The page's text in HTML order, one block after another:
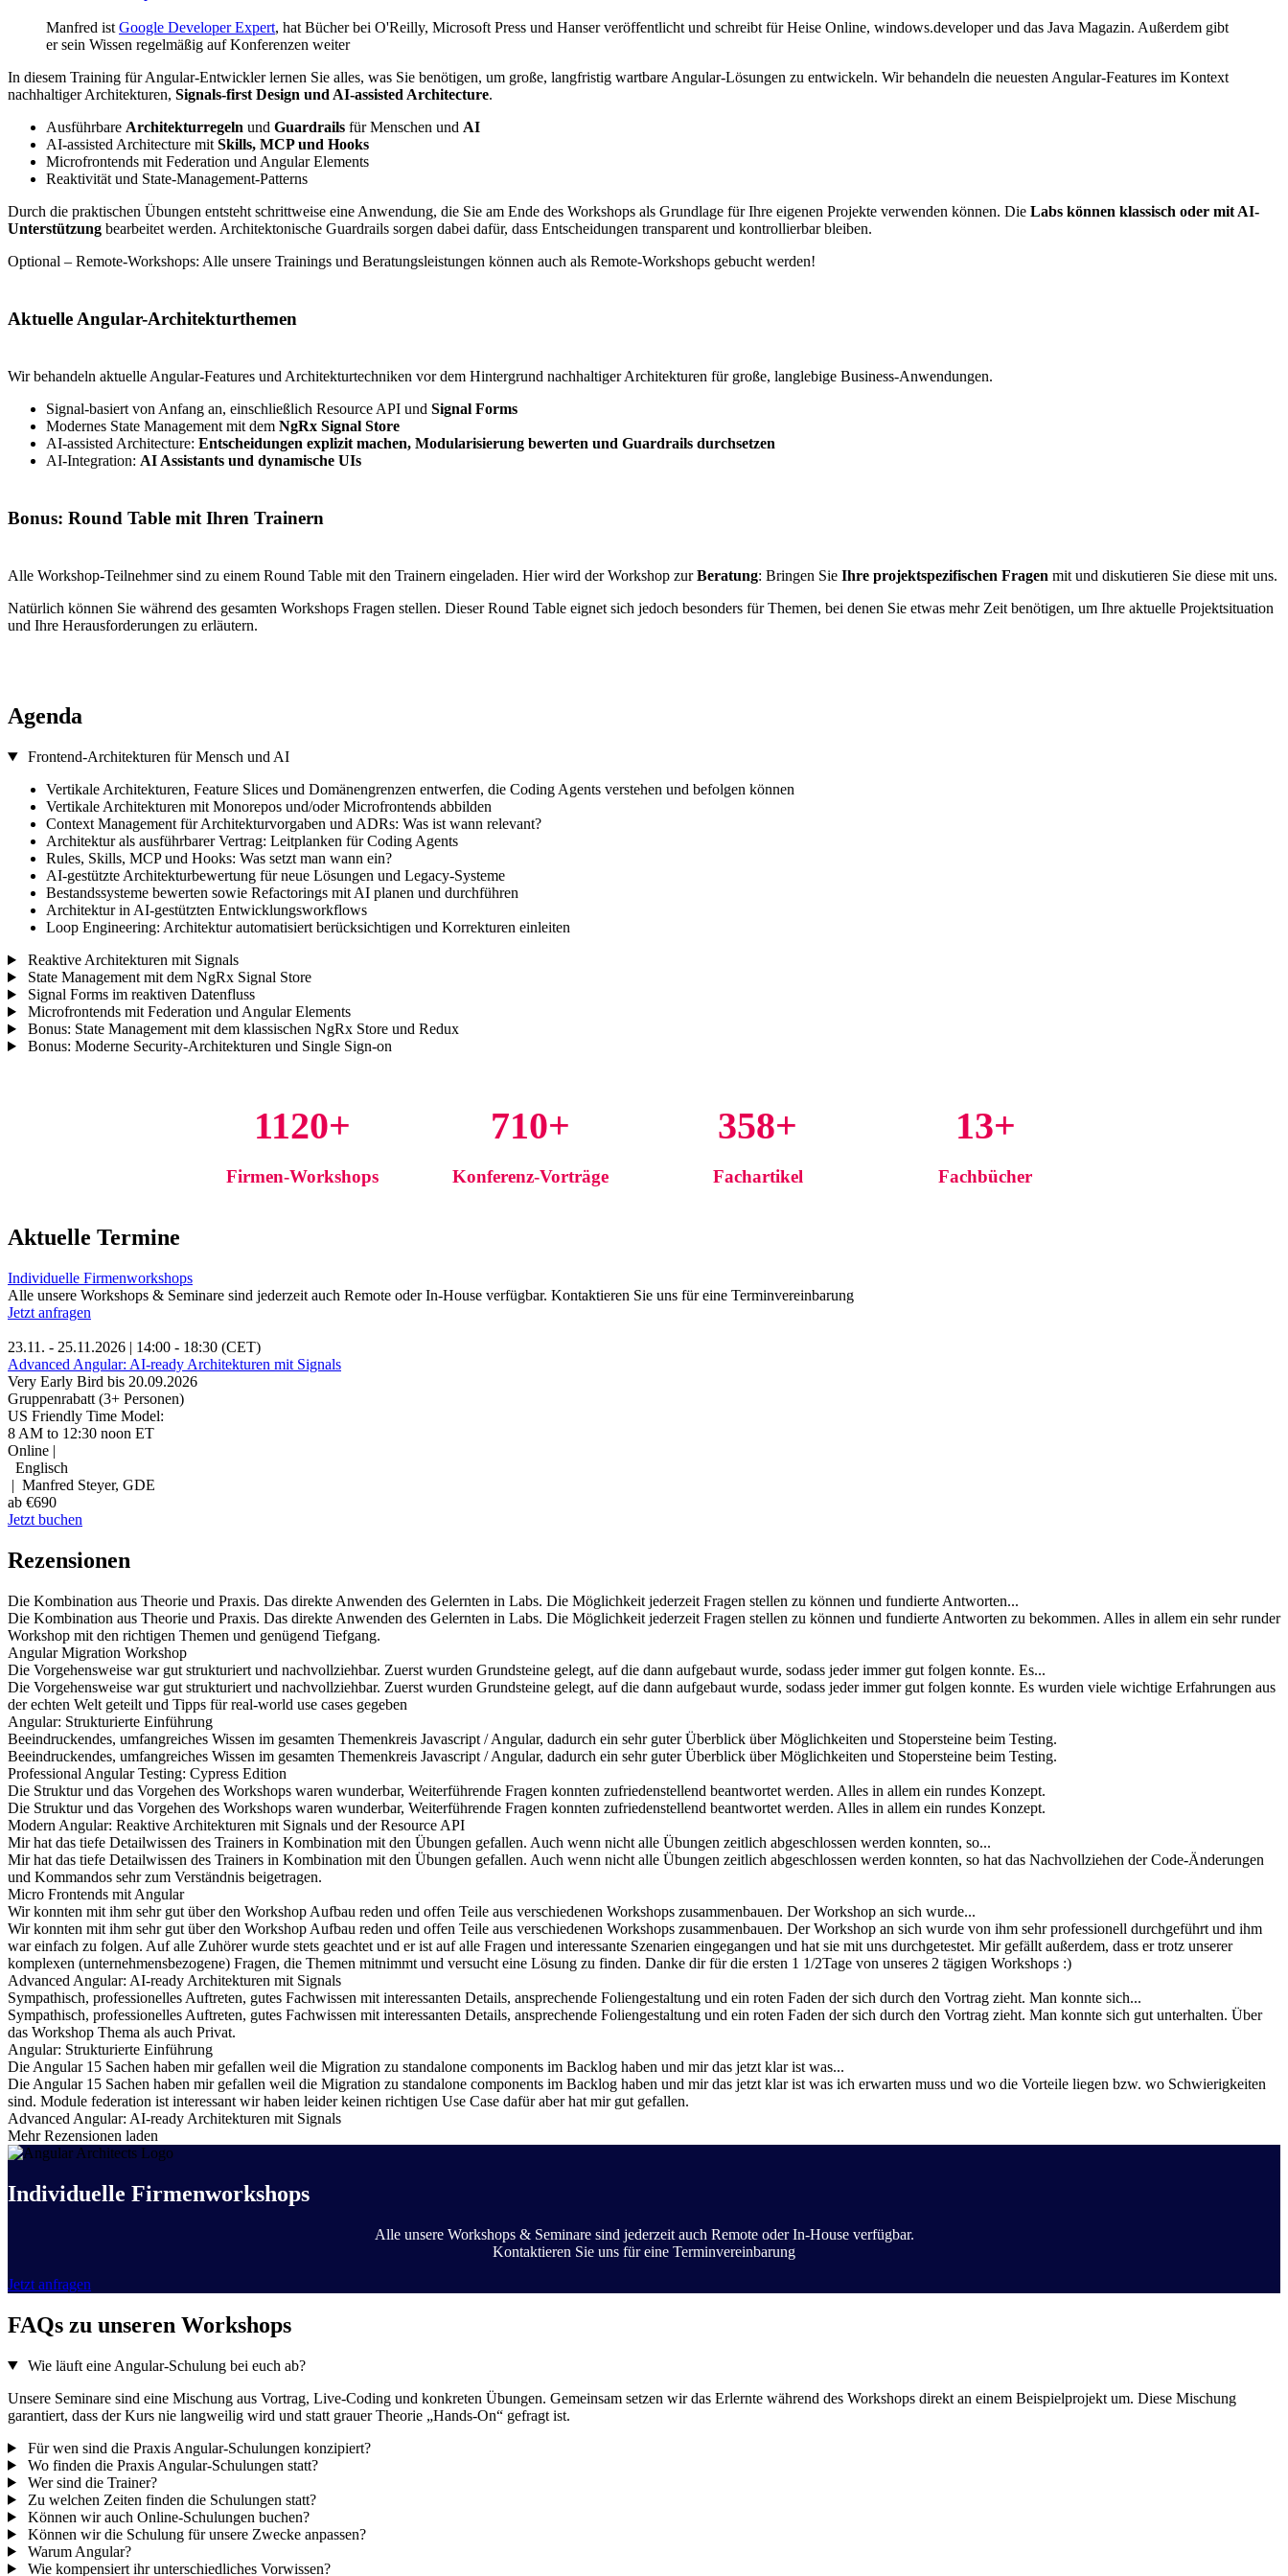
Manfred ist Google Developer Expert, hat Bücher bei O'Reilly, Microsoft Press und Hanser veröffentlicht und schreibt für Heise Online, windows.developer und das Java Magazin. Außerdem gibt
er sein Wissen regelmäßig auf Konferenzen weiter
In diesem Training für Angular-Entwickler lernen Sie alles, was Sie benötigen, um große, langfristig wartbare Angular-Lösungen zu entwickeln. Wir behandeln die neuesten Angular-Features im Kontext
nachhaltiger Architekturen, Signals-first Design und AI-assisted Architecture.
Ausführbare Architekturregeln und Guardrails für Menschen und AI
AI-assisted Architecture mit Skills, MCP und Hooks
Microfrontends mit Federation und Angular Elements
Reaktivität und State-Management-Patterns
Durch die praktischen Übungen entsteht schrittweise eine Anwendung, die Sie am Ende des Workshops als Grundlage für Ihre eigenen Projekte verwenden können. Die Labs können klassisch oder mit AI-
Unterstützung bearbeitet werden. Architektonische Guardrails sorgen dabei dafür, dass Entscheidungen transparent und kontrollierbar bleiben.
Optional – Remote-Workshops: Alle unsere Trainings und Beratungsleistungen können auch als Remote-Workshops gebucht werden!
Aktuelle Angular-Architekturthemen
Wir behandeln aktuelle Angular-Features und Architekturtechniken vor dem Hintergrund nachhaltiger Architekturen für große, langlebige Business-Anwendungen.
Signal-basiert von Anfang an, einschließlich Resource API und Signal Forms
Modernes State Management mit dem NgRx Signal Store
AI-assisted Architecture: Entscheidungen explizit machen, Modularisierung bewerten und Guardrails durchsetzen
AI-Integration: AI Assistants und dynamische UIs
Bonus: Round Table mit Ihren Trainern
Alle Workshop-Teilnehmer sind zu einem Round Table mit den Trainern eingeladen. Hier wird der Workshop zurBeratung: Bringen Sie Ihre projektspezifischen Fragen mit und diskutieren Sie diese mit uns.
Natürlich können Sie während des gesamten Workshops Fragen stellen. Dieser Round Table eignet sich jedoch besonders für Themen, bei denen Sie etwas mehr Zeit benötigen, um Ihre aktuelle Projektsituation
und Ihre Herausforderungen zu erläutern.
Agenda
Frontend-Architekturen für Mensch und AI
Vertikale Architekturen, Feature Slices und Domänengrenzen entwerfen, die Coding Agents verstehen und befolgen können
Vertikale Architekturen mit Monorepos und/oder Microfrontends abbilden
Context Management für Architekturvorgaben und ADRs: Was ist wann relevant?
Architektur als ausführbarer Vertrag: Leitplanken für Coding Agents
Rules, Skills, MCP und Hooks: Was setzt man wann ein?
AI-gestützte Architekturbewertung für neue Lösungen und Legacy-Systeme
Bestandssysteme bewerten sowie Refactorings mit AI planen und durchführen
Architektur in AI-gestützten Entwicklungsworkflows
Loop Engineering: Architektur automatisiert berücksichtigen und Korrekturen einleiten
Reaktive Architekturen mit Signals
State Management mit dem NgRx Signal Store
Signal Forms im reaktiven Datenfluss
Microfrontends mit Federation und Angular Elements
Bonus: State Management mit dem klassischen NgRx Store und Redux
Bonus: Moderne Security-Architekturen und Single Sign-on
1120+
Firmen-Workshops
710+
Konferenz-Vorträge
358+
Fachartikel
13+
Fachbücher
Aktuelle Termine
Individuelle Firmenworkshops
Alle unsere Workshops & Seminare sind jederzeit auch Remote oder In-House verfügbar. Kontaktieren Sie uns für eine Terminvereinbarung
Jetzt anfragen
23.11. - 25.11.2026 | 14:00 - 18:30 (CET)
Advanced Angular: AI-ready Architekturen mit Signals
Very Early Bird bis 20.09.2026
Gruppenrabatt (3+ Personen)
US Friendly Time Model:
8 AM to 12:30 noon ET
Online |
Englisch
| Manfred Steyer, GDE
ab €690
Jetzt buchen
Rezensionen
Die Kombination aus Theorie und Praxis. Das direkte Anwenden des Gelernten in Labs. Die Möglichkeit jederzeit Fragen stellen zu können und fundierte Antworten...
Die Kombination aus Theorie und Praxis. Das direkte Anwenden des Gelernten in Labs. Die Möglichkeit jederzeit Fragen stellen zu können und fundierte Antworten zu bekommen. Alles in allem ein sehr runder
Workshop mit den richtigen Themen und genügend Tiefgang.
Angular Migration Workshop
Die Vorgehensweise war gut strukturiert und nachvollziehbar. Zuerst wurden Grundsteine gelegt, auf die dann aufgebaut wurde, sodass jeder immer gut folgen konnte. Es...
Die Vorgehensweise war gut strukturiert und nachvollziehbar. Zuerst wurden Grundsteine gelegt, auf die dann aufgebaut wurde, sodass jeder immer gut folgen konnte. Es wurden viele wichtige Erfahrungen aus
der echten Welt geteilt und Tipps für real-world use cases gegeben
Angular: Strukturierte Einführung
Beeindruckendes, umfangreiches Wissen im gesamten Themenkreis Javascript / Angular, dadurch ein sehr guter Überblick über Möglichkeiten und Stopersteine beim Testing.
Beeindruckendes, umfangreiches Wissen im gesamten Themenkreis Javascript / Angular, dadurch ein sehr guter Überblick über Möglichkeiten und Stopersteine beim Testing.
Professional Angular Testing: Cypress Edition
Die Struktur und das Vorgehen des Workshops waren wunderbar, Weiterführende Fragen konnten zufriedenstellend beantwortet werden. Alles in allem ein rundes Konzept.
Die Struktur und das Vorgehen des Workshops waren wunderbar, Weiterführende Fragen konnten zufriedenstellend beantwortet werden. Alles in allem ein rundes Konzept.
Modern Angular: Reaktive Architekturen mit Signals und der Resource API
Mir hat das tiefe Detailwissen des Trainers in Kombination mit den Übungen gefallen. Auch wenn nicht alle Übungen zeitlich abgeschlossen werden konnten, so...
Mir hat das tiefe Detailwissen des Trainers in Kombination mit den Übungen gefallen. Auch wenn nicht alle Übungen zeitlich abgeschlossen werden konnten, so hat das Nachvollziehen der Code-Änderungen
und Kommandos sehr zum Verständnis beigetragen.
Micro Frontends mit Angular
Wir konnten mit ihm sehr gut über den Workshop Aufbau reden und offen Teile aus verschiedenen Workshops zusammenbauen. Der Workshop an sich wurde...
Wir konnten mit ihm sehr gut über den Workshop Aufbau reden und offen Teile aus verschiedenen Workshops zusammenbauen. Der Workshop an sich wurde von ihm sehr professionell durchgeführt und ihm
war einfach zu folgen. Auf alle Zuhörer wurde stets geachtet und er ist auf alle Fragen und interessante Szenarien eingegangen und hat sie mit uns durchgetestet. Mir gefällt außerdem, dass er trotz unserer
komplexen (unternehmensbezogene) Fragen, die Themen mitnimmt und versucht eine Lösung zu finden. Danke dir für die ersten 1 1/2Tage von unseres 2 tägigen Workshops :)
Advanced Angular: AI-ready Architekturen mit Signals
Sympathisch, professionelles Auftreten, gutes Fachwissen mit interessanten Details, ansprechende Foliengestaltung und ein roten Faden der sich durch den Vortrag zieht. Man konnte sich...
Sympathisch, professionelles Auftreten, gutes Fachwissen mit interessanten Details, ansprechende Foliengestaltung und ein roten Faden der sich durch den Vortrag zieht. Man konnte sich gut unterhalten. Über
das Workshop Thema als auch Privat.
Angular: Strukturierte Einführung
Die Angular 15 Sachen haben mir gefallen weil die Migration zu standalone components im Backlog haben und mir das jetzt klar ist was...
Die Angular 15 Sachen haben mir gefallen weil die Migration zu standalone components im Backlog haben und mir das jetzt klar ist was ich erwarten muss und wo die Vorteile liegen bzw. wo Schwierigkeiten
sind. Module federation ist interessant wir haben leider keinen richtigen Use Case dafür aber hat mir gut gefallen.
Advanced Angular: AI-ready Architekturen mit Signals
Mehr Rezensionen laden
Individuelle Firmenworkshops
Alle unsere Workshops & Seminare sind jederzeit auch Remote oder In-House verfügbar.
Kontaktieren Sie uns für eine Terminvereinbarung
Jetzt anfragen
FAQs zu unseren Workshops
Wie läuft eine Angular-Schulung bei euch ab?
Unsere Seminare sind eine Mischung aus Vortrag, Live-Coding und konkreten Übungen. Gemeinsam setzen wir das Erlernte während des Workshops direkt an einem Beispielprojekt um. Diese Mischung
garantiert, dass der Kurs nie langweilig wird und statt grauer Theorie „Hands-On“ gefragt ist.
Für wen sind die Praxis Angular-Schulungen konzipiert?
Wo finden die Praxis Angular-Schulungen statt?
Wer sind die Trainer?
Zu welchen Zeiten finden die Schulungen statt?
Können wir auch Online-Schulungen buchen?
Können wir die Schulung für unsere Zwecke anpassen?
Warum Angular?
Wie kompensiert ihr unterschiedliches Vorwissen?